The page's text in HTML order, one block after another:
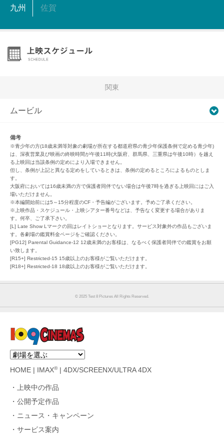
九州 佐賀
関東
ムービル
備考
※青少年の方(18歳未満等対象の劇場が所在する都道府県の青少年保護条例で定める青少年)
は、深夜営業及び映画の終映時間が午後11時(大阪府、群馬県、三重県は午後10時）を越え
る上映回は当該条例の定めにより入場できません。
但し、条例が上記と異なる定めをしているときは、条例の定めるところによるものとしま
す。
大阪府においては16歳未満の方で保護者同伴でない場合は午後7時を過ぎる上映回にはご入
場いただけません。
※本編開始前には5～15分程度のCF・予告編がございます。予めご了承ください。
※上映作品・スケジュール・上映シアター番号などは、予告なく変更する場合がありま
す。何卒、ご了承下さい。
[L] Late Show Lマークの回はレイトショーとなります。サービス対象外の作品もございま
す。各劇場の鑑賞料金ページをご確認ください。
[PG12] Parental Guidance-12 12歳未満のお客様は、なるべく保護者同伴での鑑賞をお願
い致します。
[R15+] Restricted-15 15歳以上のお客様がご覧いただけます。
[R18+] Restricted-18 18歳以上のお客様がご覧いただけます。
©︎ 2025 Test 8 Pictures All Rights Reserved.
HOME IMAX®| 4DX/SCREENX/ULTRA 4DX
上映中の作品
公開予定作品
ニュース・キャンペーン
サービス案内